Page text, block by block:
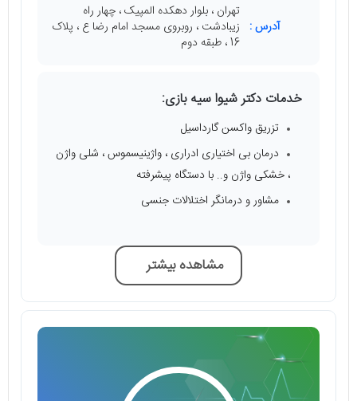
آدرس :
تهران ، بلوار دهکده المپیک ، چهار راه
زیبادشت ، روبروی مسجد امام رضا ع ، پلاک
16 ، طبقه دوم
خدمات دکتر شیوا سیه بازی:
تزریق واکسن گارداسیل
درمان بی اختیاری ادراری ، واژینیسموس ، شلی واژن
، خشکی واژن و.. با دستگاه پیشرفته
مشاور و درمانگر اختلالات جنسی
مشاهده بیشتر